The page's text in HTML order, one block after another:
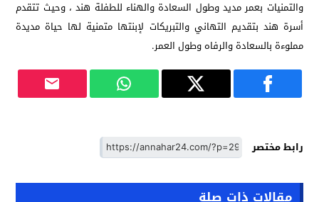
والتمنيات بعمر مديد وطول السعادة والهناء للطفلة هند ، وحيث تتقدم
أسرة هند بتقديم التهاني والتبريكات لإبنتها متمنية لها حياة مديدة
مملوءة بالسعادة والرفاه وطول العمر.
رابط مختصر
مقالات ذات صلة